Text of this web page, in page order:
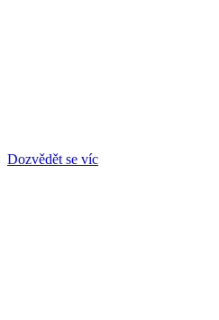
Dozvědět se víc